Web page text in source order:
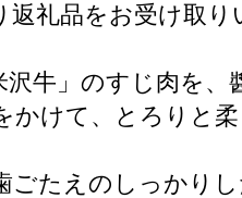
礼品をお受け取り
沢牛」のすじ肉を、
かけて、とろりと
ごたえのしっかり